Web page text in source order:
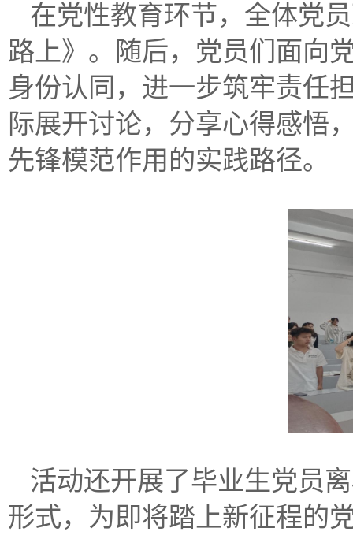
在党性教育环节，全体党
路上》。随后，党员们面向
身份认同，进一步筑牢责任
际展开讨论，分享心得感悟
先锋模范作用的实践路径。
活动还开展了毕业生党员
形式，为即将踏上新征程的